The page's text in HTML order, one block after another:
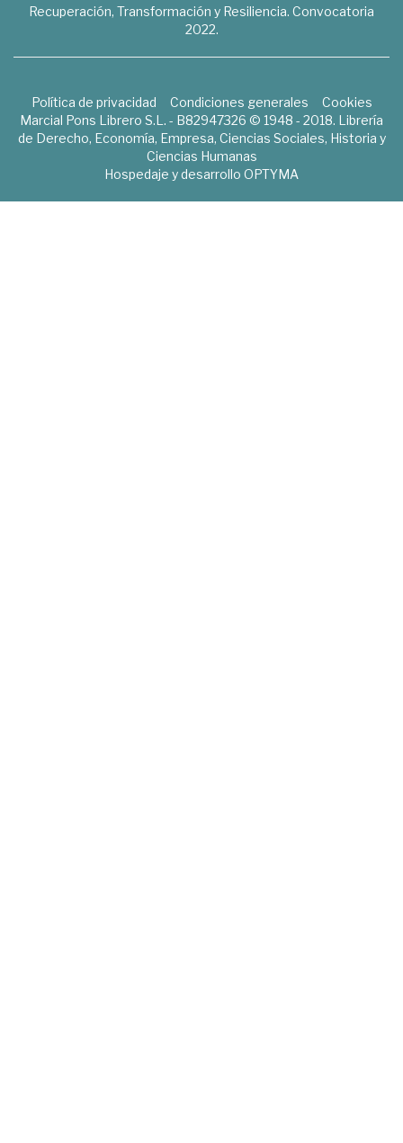
Recuperación, Transformación y Resiliencia. Convocatoria
2022.
Política de privacidad Condiciones generales
Cookies
Marcial Pons Librero S.L. - B82947326 © 1948 - 2018. Librería
de Derecho, Economía, Empresa, Ciencias Sociales, Historia y
Ciencias Humanas
Hospedaje y desarrollo OPTYMA